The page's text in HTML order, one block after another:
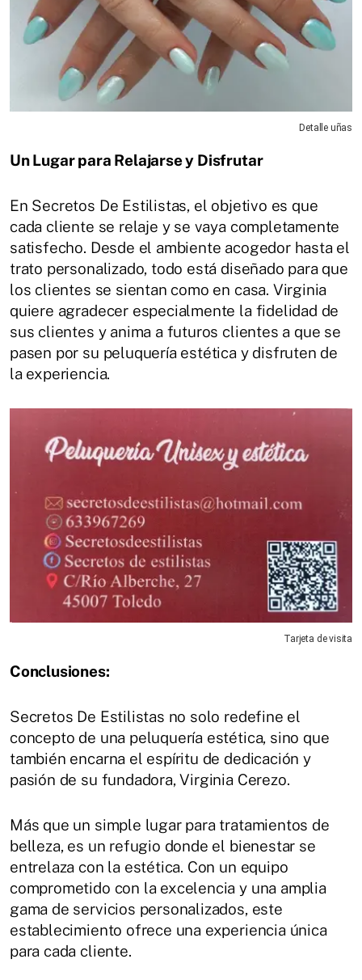
Detalle uñas
Un Lugar para Relajarse y Disfrutar
En Secretos De Estilistas, el objetivo es que
cada cliente se relaje y se vaya completamente
satisfecho. Desde el ambiente acogedor hasta el
trato personalizado, todo está diseñado para que
los clientes se sientan como en casa. Virginia
quiere agradecer especialmente la fidelidad de
sus clientes y anima a futuros clientes a que se
pasen por su peluquería estética y disfruten de
la experiencia.
Tarjeta de visita
Conclusiones:
Secretos De Estilistas no solo redefine el
concepto de una peluquería estética, sino que
también encarna el espíritu de dedicación y
pasión de su fundadora, Virginia Cerezo.
Más que un simple lugar para tratamientos de
belleza, es un refugio donde el bienestar se
entrelaza con la estética. Con un equipo
comprometido con la excelencia y una amplia
gama de servicios personalizados, este
establecimiento ofrece una experiencia única
para cada cliente.